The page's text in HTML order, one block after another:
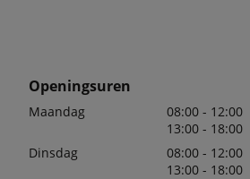
Openingsuren
Maandag
08:00 - 12:00
13:00 - 18:00
Dinsdag
08:00 - 12:00
13:00 - 18:00